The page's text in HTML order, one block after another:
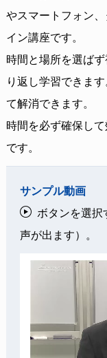
やスマートフォン
イン講座です。
時間と場所を選ば
り返し学習できま
て解消できます。
時間を必ず確保し
です。
サンプル動画
ボタンを選択
声が出ます）。